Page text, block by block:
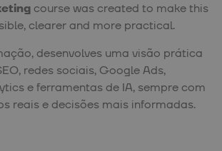
course was created to make this
clearer and more practical.
desenvolves uma visão prática
redes sociais, Google Ads,
e ferramentas de IA, sempre com
reais e decisões mais informadas.